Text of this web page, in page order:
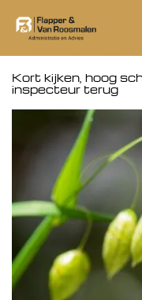
Kort kijken, hoog
inspecteur terug